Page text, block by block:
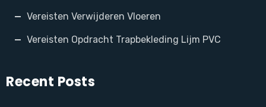
Vereisten Verwijderen Vloeren
Vereisten Opdracht Trapbekleding Lijm PVC
Recent Posts